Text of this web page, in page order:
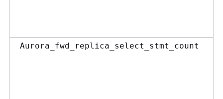
Aurora_fwd_replica_select_stmt_count